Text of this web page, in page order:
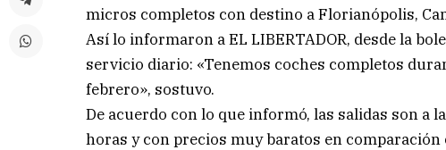
micros completos con destino a Florianópolis,
Así lo informaron a EL LIBERTADOR, desde la
servicio diario: «Tenemos coches completos
febrero», sostuvo.
De acuerdo con lo que informó, las salidas son a
horas y con precios muy baratos en